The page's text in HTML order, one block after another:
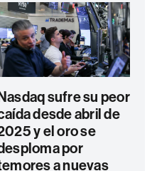
sufre su peor
desde abril de
y el oro se
por
a nuevas